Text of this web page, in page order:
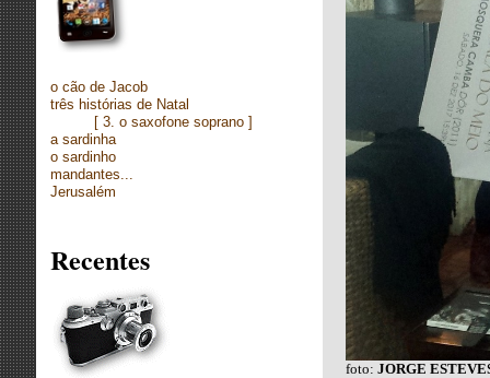
o cão de Jacob
três histórias de Natal
[ 3. o saxofone soprano ]
a sardinha
o sardinho
mandantes...
Jerusalém
Recentes
foto: JORGE